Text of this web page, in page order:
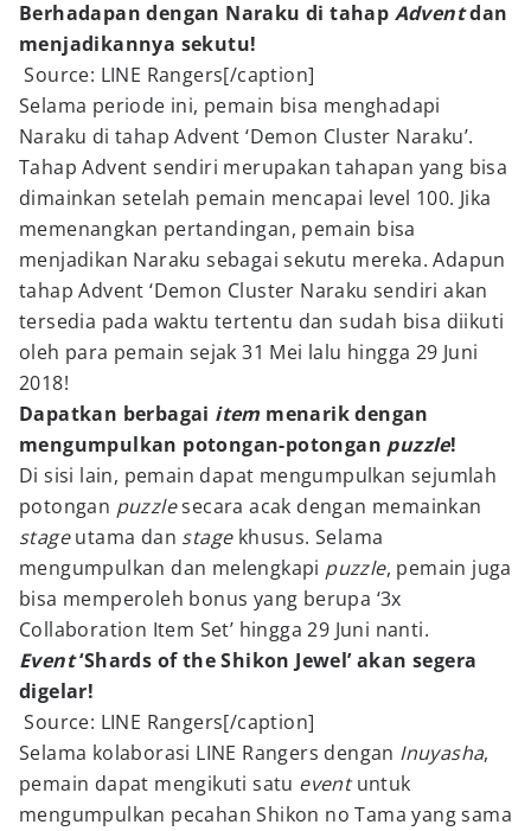
Berhadapan dengan Naraku di tahap Adventdan
menjadikannya sekutu!
Source: LINE Rangers[/caption]
Selama periode ini, pemain bisa menghadapi
Naraku di tahap Advent ‘Demon Cluster Naraku’.
Tahap Advent sendiri merupakan tahapan yang bisa
dimainkan setelah pemain mencapai level 100. Jika
memenangkan pertandingan, pemain bisa
menjadikan Naraku sebagai sekutu mereka. Adapun
tahap Advent ‘Demon Cluster Naraku sendiri akan
tersedia pada waktu tertentu dan sudah bisa diikuti
oleh para pemain sejak 31 Mei lalu hingga 29 Juni
2018!
Dapatkan berbagai item menarik dengan
mengumpulkan potongan-potongan puzzle!
Di sisi lain, pemain dapat mengumpulkan sejumlah
potongan puzzlesecara acak dengan memainkan
stageutama dan stage khusus. Selama
mengumpulkan dan melengkapi puzzle, pemain juga
bisa memperoleh bonus yang berupa ‘3x
Collaboration Item Set’ hingga 29 Juni nanti.
Event‘Shards of the Shikon Jewel’ akan segera
digelar!
Source: LINE Rangers[/caption]
Selama kolaborasi LINE Rangers dengan Inuyasha,
pemain dapat mengikuti satu eventuntuk
mengumpulkan pecahan Shikon no Tama yang sama